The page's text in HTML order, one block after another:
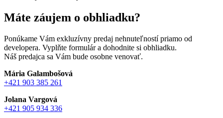
Máte záujem o obhliadku?
Ponúkame Vám exkluzívny predaj nehnuteľností priamo od
developera. Vyplňte formulár a dohodnite si obhliadku.
Náš predajca sa Vám bude osobne venovať.
Mária Galambošová
+421 903 385 261
Jolana Vargová
+421 905 934 336